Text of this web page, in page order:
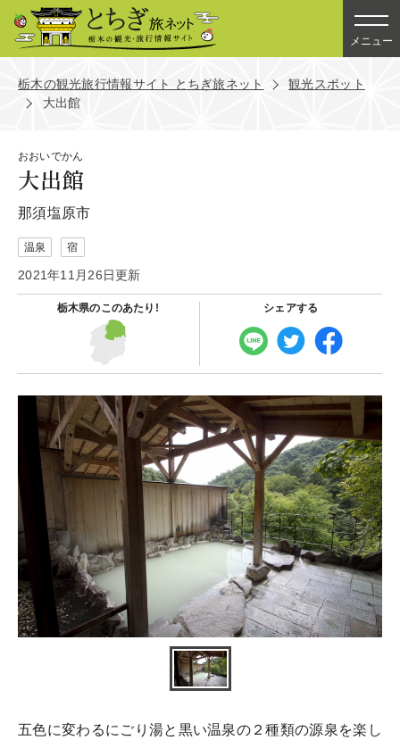
メニュー
栃木の観光旅行情報サイト とちぎ旅ネット
観光スポット
大出館
おおいでかん
大出館
那須塩原市
温泉 宿
2021年11月26日更新
栃木県のこのあたり! シェアする
五色に変わるにごり湯と黒い温泉の２種類の源泉を楽し